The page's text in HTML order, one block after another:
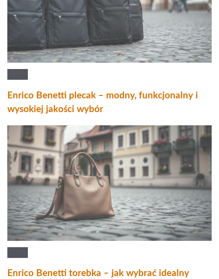
Enrico Benetti plecak – modny, funkcjonalny i
wysokiej jakości wybór
Enrico Benetti torebka – jak wybrać idealny